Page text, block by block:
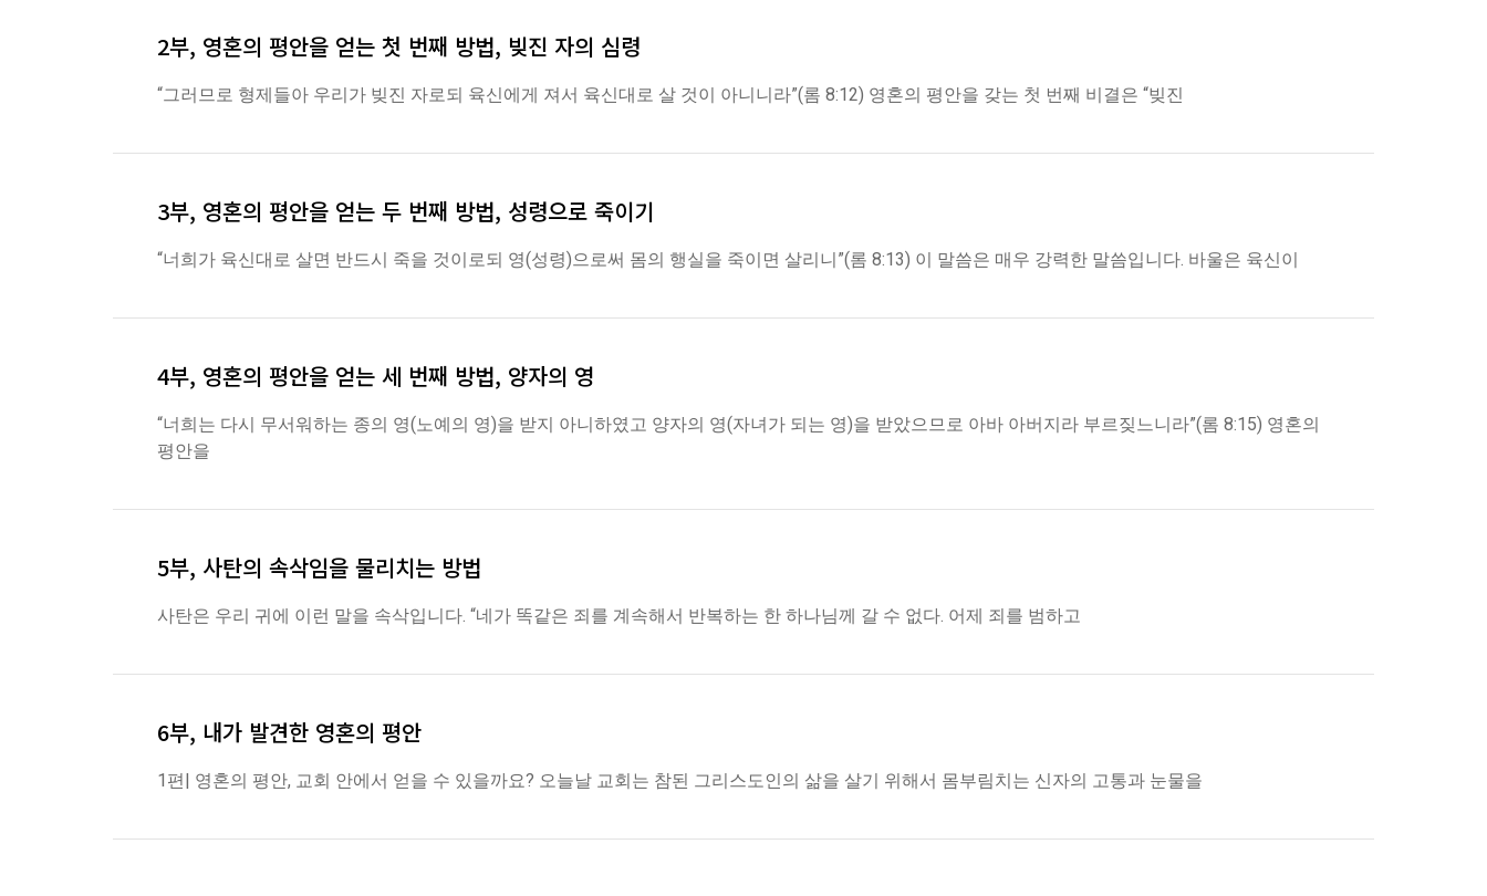
2부, 영혼의 평안을 얻는 첫 번째 방법, 빚진 자의 심령
“그러므로 형제들아 우리가 빚진 자로되 육신에게 져서 육신대로 살 것이 아니니라”(롬 8:12) 영혼의 평안을 갖는 첫 번째 비결은 “빚진
3부, 영혼의 평안을 얻는 두 번째 방법, 성령으로 죽이기
“너희가 육신대로 살면 반드시 죽을 것이로되 영(성령)으로써 몸의 행실을 죽이면 살리니”(롬 8:13) 이 말씀은 매우 강력한 말씀입니다. 바울은 육신이
4부, 영혼의 평안을 얻는 세 번째 방법, 양자의 영
“너희는 다시 무서워하는 종의 영(노예의 영)을 받지 아니하였고 양자의 영(자녀가 되는 영)을 받았으므로 아바 아버지라 부르짖느니라”(롬 8:15) 영혼의
평안을
5부, 사탄의 속삭임을 물리치는 방법
사탄은 우리 귀에 이런 말을 속삭입니다. “네가 똑같은 죄를 계속해서 반복하는 한 하나님께 갈 수 없다. 어제 죄를 범하고
6부, 내가 발견한 영혼의 평안
1편| 영혼의 평안, 교회 안에서 얻을 수 있을까요? 오늘날 교회는 참된 그리스도인의 삶을 살기 위해서 몸부림치는 신자의 고통과 눈물을